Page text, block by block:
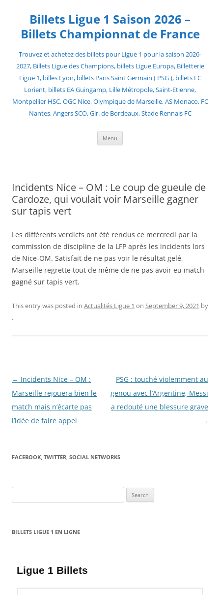
contentBillets Ligue 1 Saison 2026 –
Billets Championnat de France
Trouvez et achetez des billets pour Ligue 1 pour la saison 2026-
2027, Billets Ligue des Champions, billets Ligue Europa, Billetterie
Ligue 1, billes Lyon, billets Paris Saint Germain ( PSG ), billets FC
Lorient, billets EA Guingamp, Lille Métropole, Saint-Etienne,
Montpellier HSC, OGC Nice, Olympique de Marseille, AS Monaco, FC
Nantes, Angers SCO, Gir. de Bordeaux, Stade Rennais FC
Menu
Incidents Nice – OM : Le coup de gueule de
Cardoze, qui voulait voir Marseille gagner
sur tapis vert
Les différents verdicts ont été rendus ce mercredi par la
commission de discipline de la LFP après les incidents lors
de Nice-OM. Satisfait de ne pas voir le résultat gelé,
Marseille regrette tout de même de ne pas avoir eu match
gagné sur tapis vert.
This entry was posted in Actualités Ligue 1 on September 9, 2021 by
.
Post
navigation
← Incidents Nice – OM :
Marseille rejouera bien le
match mais n’écarte pas
l’idée de faire appel
PSG : touché violemment au
genou avec l’Argentine, Messi
a redouté une blessure grave
→
FACEBOOK, TWITTER, SOCIAL NETWORKS
for:
BILLETS LIGUE 1 EN LIGNE